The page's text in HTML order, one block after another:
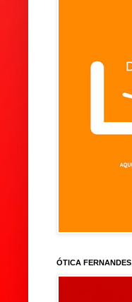
ÓTICA FERNANDES